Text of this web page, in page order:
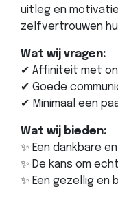
uitleg en
zelfvertrouwen
Wat wij vragen:
✔ Affiniteit met
✔ Goede
✔ Minimaal een
Wat wij bieden:
✨ Een dankbare
✨ De kans om
✨ Een gezellig en